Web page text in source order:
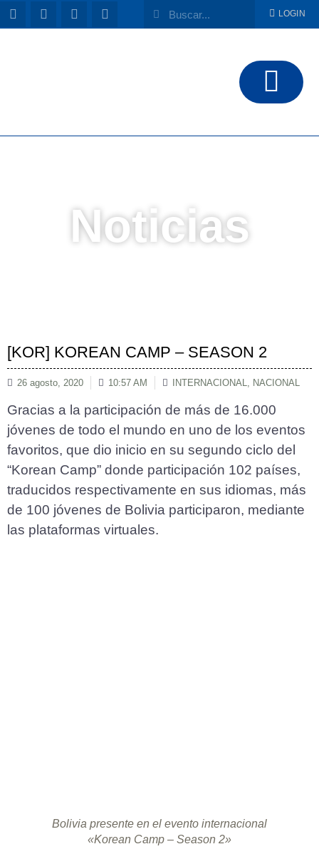
LOGIN
Noticias
[KOR] KOREAN CAMP – SEASON 2
26 agosto, 2020 10:57 AM INTERNACIONAL, NACIONAL
Gracias a la participación de más de 16.000
jóvenes de todo el mundo en uno de los eventos
favoritos, que dio inicio en su segundo ciclo del
“Korean Camp” donde participación 102 países,
traducidos respectivamente en sus idiomas, más
de 100 jóvenes de Bolivia participaron, mediante
las plataformas virtuales.
Bolivia presente en el evento internacional
«Korean Camp – Season 2»